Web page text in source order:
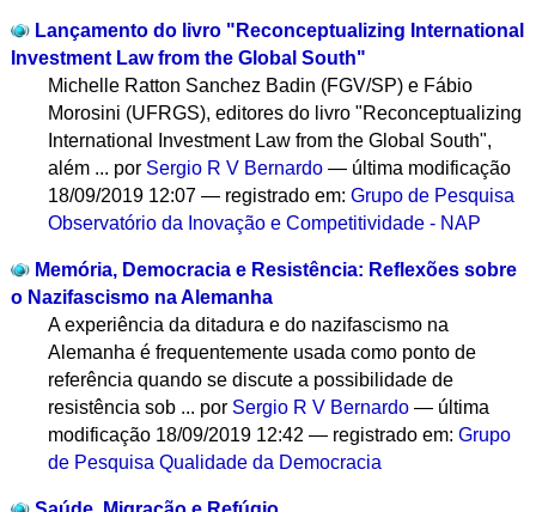
Lançamento do livro "Reconceptualizing International
Investment Law from the Global South"
Michelle Ratton Sanchez Badin (FGV/SP) e Fábio
Morosini (UFRGS), editores do livro "Reconceptualizing
International Investment Law from the Global South",
além ... por Sergio R V Bernardo — última modificação
18/09/2019 12:07— registrado em:Grupo de Pesquisa
Observatório da Inovação e Competitividade - NAP
Memória, Democracia e Resistência: Reflexões sobre
o Nazifascismo na Alemanha
A experiência da ditadura e do nazifascismo na
Alemanha é frequentemente usada como ponto de
referência quando se discute a possibilidade de
resistência sob ... por Sergio R V Bernardo — última
modificação 18/09/2019 12:42— registrado em:Grupo
de Pesquisa Qualidade da Democracia